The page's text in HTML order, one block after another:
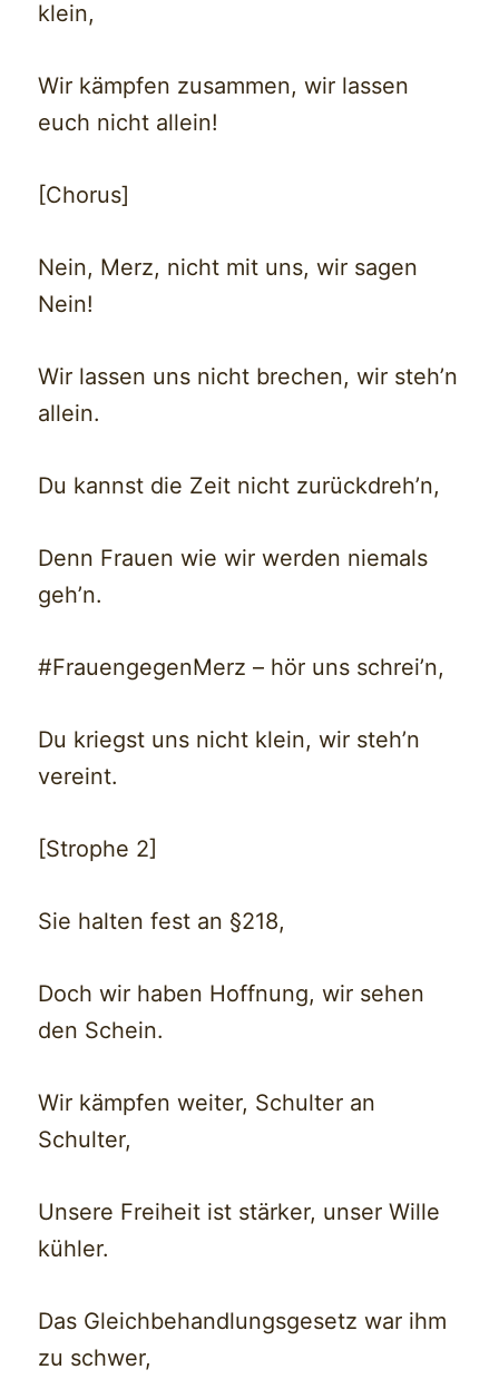
klein,
Wir kämpfen zusammen, wir lassen
euch nicht allein!
[Chorus]
Nein, Merz, nicht mit uns, wir sagen
Nein!
Wir lassen uns nicht brechen, wir steh’n
allein.
Du kannst die Zeit nicht zurückdreh’n,
Denn Frauen wie wir werden niemals
geh’n.
#FrauengegenMerz – hör uns schrei’n,
Du kriegst uns nicht klein, wir steh’n
vereint.
[Strophe 2]
Sie halten fest an §218,
Doch wir haben Hoffnung, wir sehen
den Schein.
Wir kämpfen weiter, Schulter an
Schulter,
Unsere Freiheit ist stärker, unser Wille
kühler.
Das Gleichbehandlungsgesetz war ihm
zu schwer,